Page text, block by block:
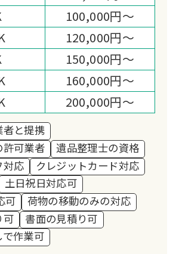
度をいただいております。
いたしますので、まずはお
合わせください！
100,000円～
120,000円～
150,000円～
160,000円～
200,000円～
者と提携
許可業者
遺品整理士の資格
対応
クレジットカード対応
土日祝日対応可
可
荷物の移動のみの対応
可
書面の見積り可
作業可